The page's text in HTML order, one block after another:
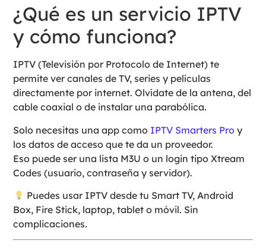
¿Qué es un servicio IPTV
y cómo funciona?
IPTV (Televisión por Protocolo de Internet) te
permite ver canales de TV, series y películas
directamente por internet. Olvídate de la antena, del
cable coaxial o de instalar una parabólica.
Solo necesitas una app como IPTV Smarters Pro y
los datos de acceso que te da un proveedor.
Eso puede ser una lista M3U o un login tipo Xtream
Codes (usuario, contraseña y servidor).
Puedes usar IPTV desde tu Smart TV, Android
Box, Fire Stick, laptop, tablet o móvil. Sin
complicaciones.